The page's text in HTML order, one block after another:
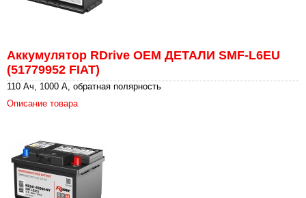
Аккумулятор RDrive OEM ДЕТАЛИ SMF-L6EU
(51779952 FIAT)
110 Ач, 1000 А, обратная полярность
Описание товара